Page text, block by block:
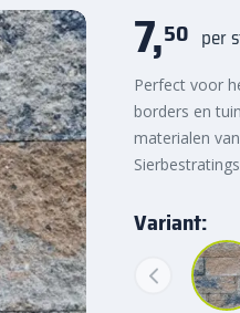
7,50 per
Perfect voor
borders en
materialen
Variant: